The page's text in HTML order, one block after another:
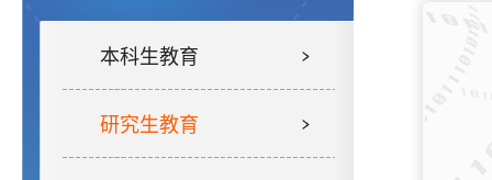
本科生教育
研究生教育